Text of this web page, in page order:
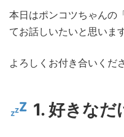
本日はポンコツちゃんの
てお話しいたいと思いま
よろしくお付き合いくだ
1. 好きなだ